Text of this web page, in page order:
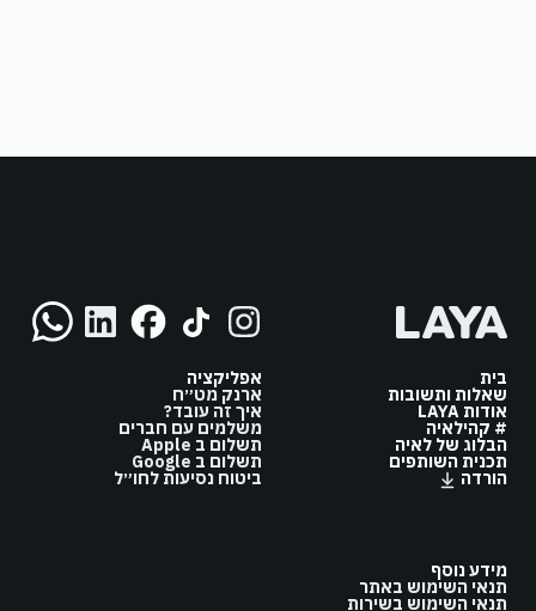
בית
שאלות ותשובות
אודות LAYA
# קהילאיה
הבלוג של לאיה
תכנית השותפים
הורדה
אפליקציה
ארנק מט״ח
איך זה עובד?
משלמים עם חברים
תשלום ב Apple
תשלום ב Google
ביטוח נסיעות לחו״ל
מידע נוסף
תנאי השימוש באתר
תנאי השימוש בשירות